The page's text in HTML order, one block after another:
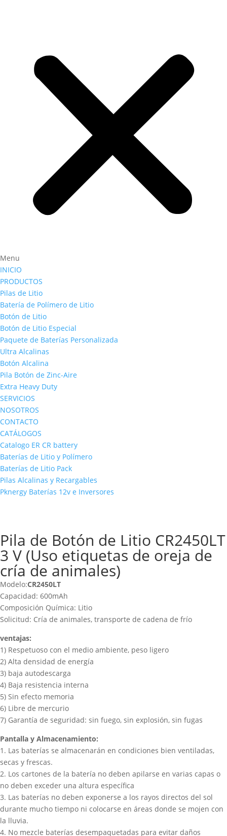
Menu
INICIO
PRODUCTOS
Pilas de Litio
Batería de Polímero de Litio
Botón de Litio
Botón de Litio Especial
Paquete de Baterías Personalizada
Ultra Alcalinas
Botón Alcalina
Pila Botón de Zinc-Aire
Extra Heavy Duty
SERVICIOS
NOSOTROS
CONTACTO
CATÁLOGOS
Catalogo ER CR battery
Baterías de Litio y Polímero
Baterías de Litio Pack
Pilas Alcalinas y Recargables
Pknergy Baterías 12v e Inversores
Pila de Botón de Litio CR2450LT
3 V (Uso etiquetas de oreja de
cría de animales)
Modelo:CR2450LT
Capacidad: 600mAh
Composición Química: Litio
Solicitud: Cría de animales, transporte de cadena de frío
ventajas:
1) Respetuoso con el medio ambiente, peso ligero
2) Alta densidad de energía
3) baja autodescarga
4) Baja resistencia interna
5) Sin efecto memoria
6) Libre de mercurio
7) Garantía de seguridad: sin fuego, sin explosión, sin fugas
Pantalla y Almacenamiento:
1. Las baterías se almacenarán en condiciones bien ventiladas,
secas y frescas.
2. Los cartones de la batería no deben apilarse en varias capas o
no deben exceder una altura específica
3. Las baterías no deben exponerse a los rayos directos del sol
durante mucho tiempo ni colocarse en áreas donde se mojen con
la lluvia.
4. No mezcle baterías desempaquetadas para evitar daños